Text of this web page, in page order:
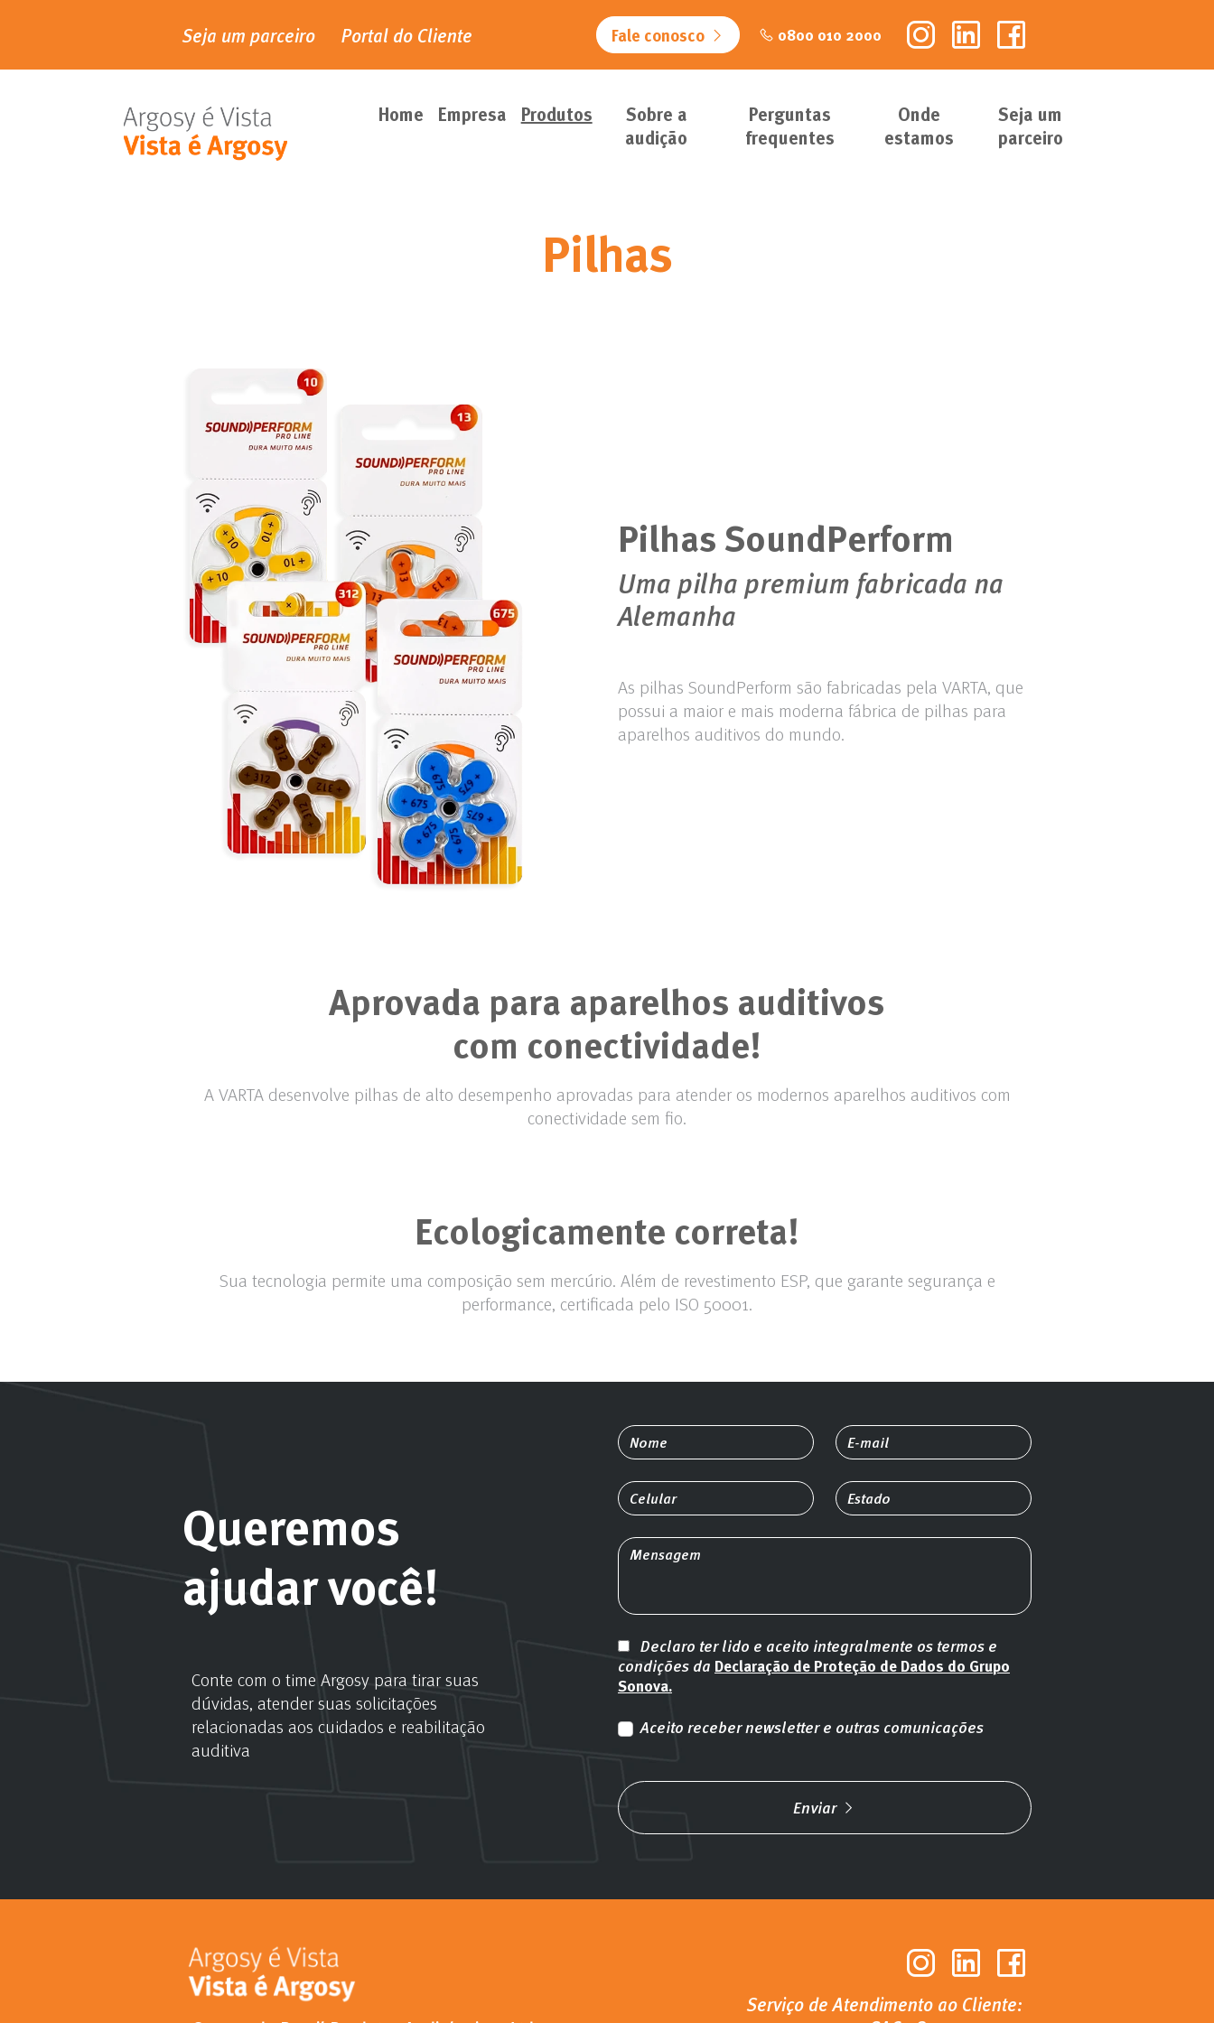
Seja um parceiro Portal do Cliente Fale conosco 0800 010 2000
Home Empresa Produtos
Sobre a
audição
Perguntas
frequentes
Onde
estamos
Seja um
parceiro
Pilhas
Pilhas SoundPerform
Uma pilha premium fabricada na
Alemanha
As pilhas SoundPerform são fabricadas pela VARTA, que
possui a maior e mais moderna fábrica de pilhas para
aparelhos auditivos do mundo.
Aprovada para aparelhos auditivos
com conectividade!
A VARTA desenvolve pilhas de alto desempenho aprovadas para atender os modernos aparelhos auditivos com
conectividade sem fio.
Ecologicamente correta!
Sua tecnologia permite uma composição sem mercúrio. Além de revestimento ESP, que garante segurança e
performance, certificada pelo ISO 50001.
Queremos
ajudar você!
Conte com o time Argosy para tirar suas
dúvidas, atender suas solicitações
relacionadas aos cuidados e reabilitação
auditiva
Declaro ter lido e aceito integralmente os termos e
condições da Declaração de Proteção de Dados do Grupo
Sonova.
Aceito receber newsletter e outras comunicações
Enviar
Serviço de Atendimento ao Cliente: